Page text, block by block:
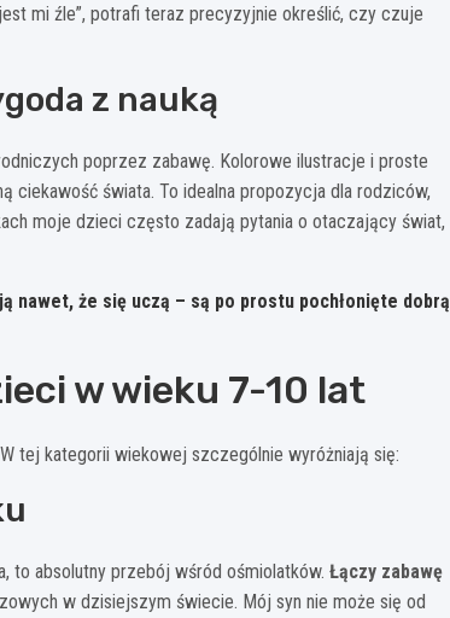
mi źle”, potrafi teraz precyzyjnie określić, czy czuje
z nauką
poprzez zabawę. Kolorowe ilustracje i proste
ciekawość świata. To idealna propozycja dla rodziców,
moje dzieci często zadają pytania o otaczający świat,
że się uczą – są po prostu pochłonięte dobrą
w wieku 7-10 lat
tej kategorii wiekowej szczególnie wyróżniają się:
to absolutny przebój wśród ośmiolatków. Łączy zabawę
w dzisiejszym świecie. Mój syn nie może się od